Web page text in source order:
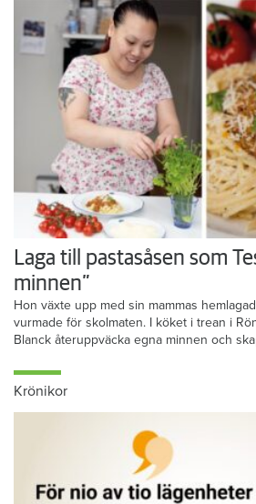
Laga till pastasåsen som
minnen”
Hon växte upp med sin mammas
vurmade för skolmaten. I köket i trean i
Blanck återuppväcka egna minnen och
Krönikor